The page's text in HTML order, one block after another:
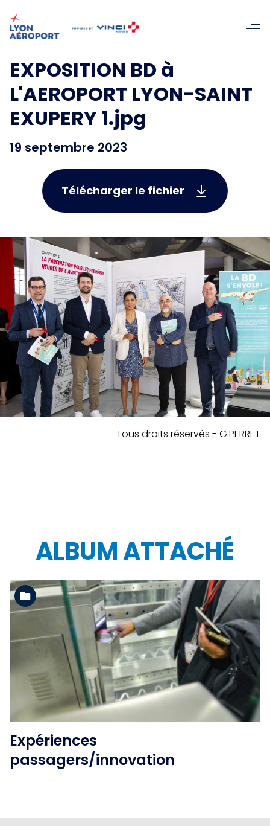
EXPOSITION BD à
L'AEROPORT LYON-SAINT
EXUPERY 1.jpg
19 septembre 2023
Télécharger le fichier
Tous droits réservés - G.PERRET
ALBUM ATTACHÉ
Voir l'album
Expériences
passagers/innovation